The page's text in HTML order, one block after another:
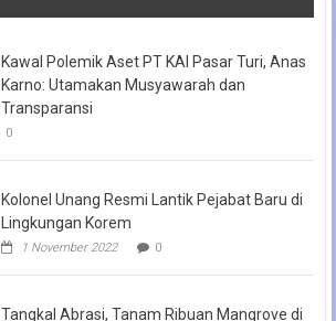
Kawal Polemik Aset PT KAI Pasar Turi, Anas
Karno: Utamakan Musyawarah dan
Transparansi
0
Kolonel Unang Resmi Lantik Pejabat Baru di
Lingkungan Korem
1 November 2022 0
Tangkal Abrasi, Tanam Ribuan Mangrove di